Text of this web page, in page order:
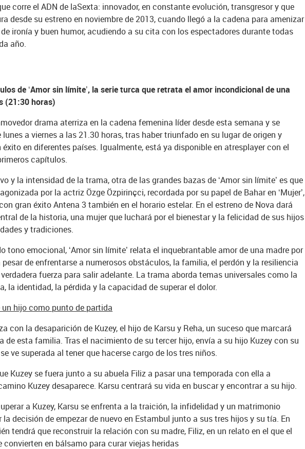
corre el ADN de laSexta: innovador, en constante evolución, transgresor y que
desde su estreno en noviembre de 2013, cuando llegó a la cadena para amenizar
ironía y buen humor, acudiendo a su cita con los espectadores durante todas
año.
de ‘Amor sin límite’, la serie turca que retrata el amor incondicional de una
(21:30 horas)
drama aterriza en la cadena femenina líder desde esta semana y se
a viernes a las 21.30 horas, tras haber triunfado en su lugar de origen y
en diferentes países. Igualmente, está ya disponible en atresplayer con el
capítulos.
y la intensidad de la trama, otra de las grandes bazas de ‘Amor sin límite’ es que
por la actriz Özge Özpirinçci, recordada por su papel de Bahar en ‘Mujer’,
gran éxito Antena 3 también en el horario estelar. En el estreno de Nova dará
de la historia, una mujer que luchará por el bienestar y la felicidad de sus hijos
y tradiciones.
tono emocional, ‘Amor sin límite’ relata el inquebrantable amor de una madre por
de enfrentarse a numerosos obstáculos, la familia, el perdón y la resiliencia
fuerza para salir adelante. La trama aborda temas universales como la
la identidad, la pérdida y la capacidad de superar el dolor.
hijo como punto de partida
con la desaparición de Kuzey, el hijo de Karsu y Reha, un suceso que marcará
de esta familia. Tras el nacimiento de su tercer hijo, envía a su hijo Kuzey con su
ve superada al tener que hacerse cargo de los tres niños.
Kuzey se fuera junto a su abuela Filiz a pasar una temporada con ella a
Kuzey desaparece. Karsu centrará su vida en buscar y encontrar a su hijo.
a Kuzey, Karsu se enfrenta a la traición, la infidelidad y un matrimonio
decisión de empezar de nuevo en Estambul junto a sus tres hijos y su tía. En
tendrá que reconstruir la relación con su madre, Filiz, en un relato en el que el
convierten en bálsamo para curar viejas heridas